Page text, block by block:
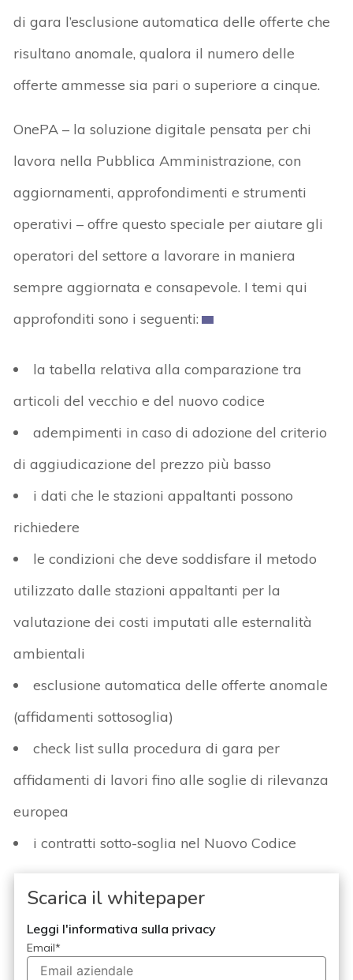
di gara l’esclusione automatica delle offerte che
risultano anomale, qualora il numero delle
offerte ammesse sia pari o superiore a cinque.
OnePA – la soluzione digitale pensata per chi
lavora nella Pubblica Amministrazione, con
aggiornamenti, approfondimenti e strumenti
operativi – offre questo speciale per aiutare gli
operatori del settore a lavorare in maniera
sempre aggiornata e consapevole. I temi qui
approfonditi sono i seguenti:
la tabella relativa alla comparazione tra
articoli del vecchio e del nuovo codice
adempimenti in caso di adozione del criterio
di aggiudicazione del prezzo più basso
i dati che le stazioni appaltanti possono
richiedere
le condizioni che deve soddisfare il metodo
utilizzato dalle stazioni appaltanti per la
valutazione dei costi imputati alle esternalità
ambientali
esclusione automatica delle offerte anomale
(affidamenti sottosoglia)
check list sulla procedura di gara per
affidamenti di lavori fino alle soglie di rilevanza
europea
i contratti sotto-soglia nel Nuovo Codice
Scarica il whitepaper
Leggi l'informativa sulla privacy
Email*